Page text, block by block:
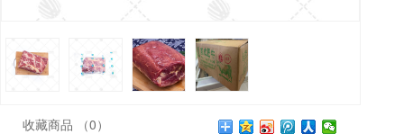
收藏商品
（0）